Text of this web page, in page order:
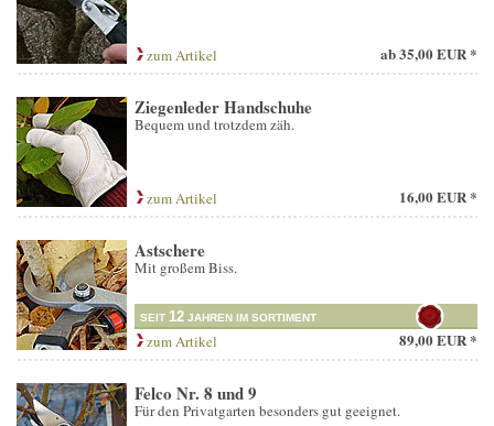
zum Artikel ab35,00 EUR *
Ziegenleder Handschuhe
Bequem und trotzdem zäh.
zum Artikel 16,00 EUR *
Astschere
Mit großem Biss.
SEIT 12 JAHREN IM SORTIMENT
zum Artikel 89,00 EUR *
Felco Nr. 8 und 9
Für den Privatgarten besonders gut geeignet.